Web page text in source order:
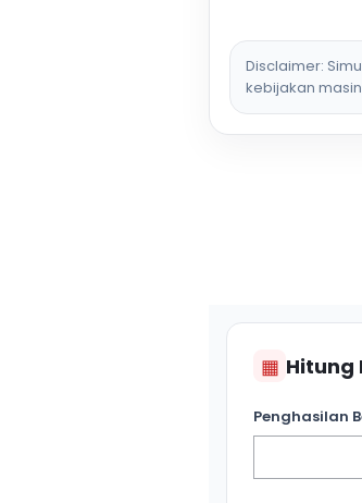
Disclaimer:
kebijakan
▦ Hitung
Penghasilan